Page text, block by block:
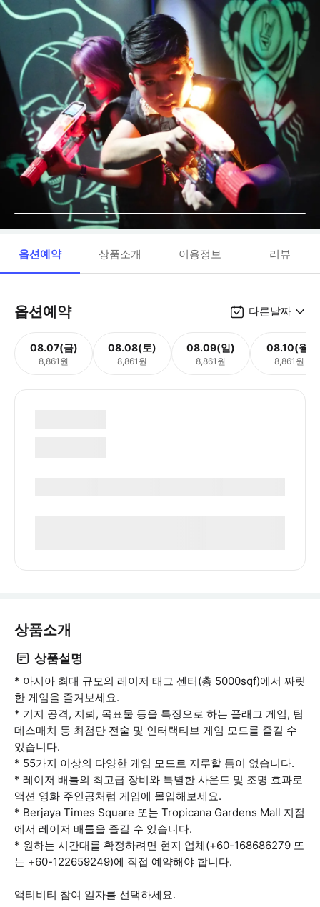
옵션예약 상품소개 이용정보 리뷰
옵션예약 다른날짜
08.07(금)
8,861원
08.08(토)
8,861원
08.09(일)
8,861원
08.10(월)
8,861원
상품소개
상품설명
* 아시아 최대 규모의 레이저 태그 센터(총 5000sqf)에서 짜릿
한 게임을 즐겨보세요.
* 기지 공격, 지뢰, 목표물 등을 특징으로 하는 플래그 게임, 팀
데스매치 등 최첨단 전술 및 인터랙티브 게임 모드를 즐길 수
있습니다.
* 55가지 이상의 다양한 게임 모드로 지루할 틈이 없습니다.
* 레이저 배틀의 최고급 장비와 특별한 사운드 및 조명 효과로
액션 영화 주인공처럼 게임에 몰입해보세요.
* Berjaya Times Square 또는 Tropicana Gardens Mall 지점
에서 레이저 배틀을 즐길 수 있습니다.
* 원하는 시간대를 확정하려면 현지 업체(+60-168686279 또
는 +60-122659249)에 직접 예약해야 합니다.
액티비티 참여 일자를 선택하세요.